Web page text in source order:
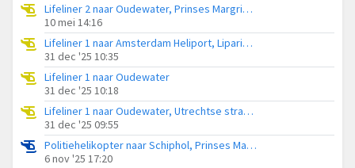
Lifeliner 2 naar Oudewater, Prinses Margrietstraat
10 mei 14:16
Lifeliner 1 naar Amsterdam Heliport, Lipariweg
31 dec '25 10:35
Lifeliner 1 naar Oudewater
31 dec '25 10:18
Lifeliner 1 naar Oudewater, Utrechtse straatweg
31 dec '25 09:55
Politiehelikopter naar Schiphol, Prinses Margrietstraat
6 nov '25 17:20